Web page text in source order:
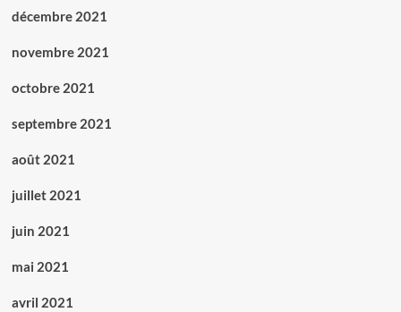
décembre 2021
novembre 2021
octobre 2021
septembre 2021
août 2021
juillet 2021
juin 2021
mai 2021
avril 2021